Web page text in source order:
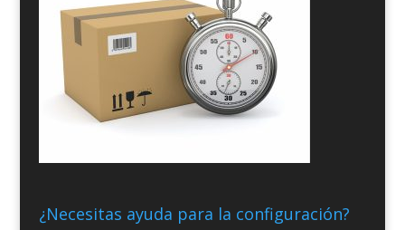
¿Necesitas ayuda para la configuración?